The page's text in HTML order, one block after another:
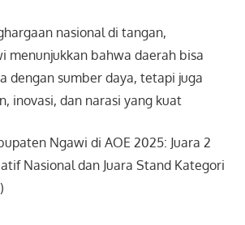
nasional di tangan,
menunjukkan bahwa daerah bisa
dengan sumber daya, tetapi juga
inovasi, dan narasi yang kuat
Ngawi di AOE 2025: Juara 2
Nasional dan Juara Stand Kategori